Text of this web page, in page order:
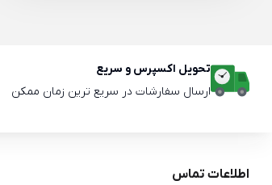
تحویل اکسپرس و سریع
ارسال سفارشات در سریع ترین زمان ممکن
اطلاعات تماس